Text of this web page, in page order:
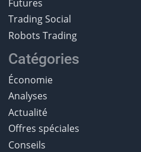
Futures
Trading Social
Robots Trading
Catégories
Économie
Analyses
Actualité
Offres spéciales
Conseils